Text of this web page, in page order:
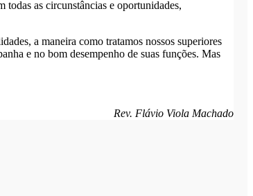
todas as circunstâncias e oportunidades,
a maneira como tratamos nossos superiores
e no bom desempenho de suas funções. Mas
Rev. Flávio Viola Machado